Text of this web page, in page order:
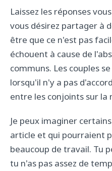
Laissez les réponses
vous désirez partager à
être que ce n'est pas
échouent à cause de
communs. Les couples
lorsqu'il n'y a pas
entre les conjoints sur
Je peux imaginer
article et qui pourraient
beaucoup de travail. Tu
tu n'as pas assez de